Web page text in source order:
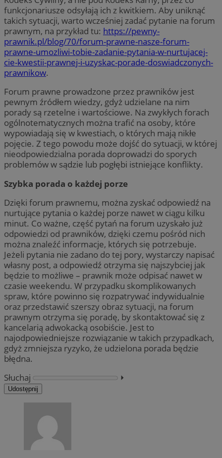
funkcjonariusze odsyłają ich z kwitkiem. Aby uniknąć
takich sytuacji, warto wcześniej zadać pytanie na forum
prawnym, na przykład tu: https://pewny-
prawnik.pl/blog/70/forum-prawne-nasze-forum-
prawne-umozliwi-tobie-zadanie-pytania-w-nurtujacej-
cie-kwestii-prawnej-i-uzyskac-porade-doswiadczonych-
prawnikow.
Forum prawne prowadzone przez prawników jest
pewnym źródłem wiedzy, gdyż udzielane na nim
porady są rzetelne i wartościowe. Na zwykłych forach
ogólnotematycznych można trafić na osoby, które
wypowiadają się w kwestiach, o których mają nikłe
pojęcie. Z tego powodu może dojść do sytuacji, w której
nieodpowiedzialna porada doprowadzi do sporych
problemów w sądzie lub pogłębi istniejące konflikty.
Szybka porada o każdej porze
Dzięki forum prawnemu, można zyskać odpowiedź na
nurtujące pytania o każdej porze nawet w ciągu kilku
minut. Co ważne, część pytań na forum uzyskało już
odpowiedzi od prawników, dzięki czemu pośród nich
można znaleźć informacje, których się potrzebuje.
Jeżeli pytania nie zadano do tej pory, wystarczy napisać
własny post, a odpowiedź otrzyma się najszybciej jak
będzie to możliwe – prawnik może odpisać nawet w
czasie weekendu. W przypadku skomplikowanych
spraw, które powinno się rozpatrywać indywidualnie
oraz przedstawić szerszy obraz sytuacji, na forum
prawnym otrzyma się poradę, by skontaktować się z
kancelarią adwokacką osobiście. Jest to
najodpowiedniejsze rozwiązanie w takich przypadkach,
gdyż zmniejsza ryzyko, że udzielona porada będzie
błędna.
Słuchaj
⏵︎
Udostępnij